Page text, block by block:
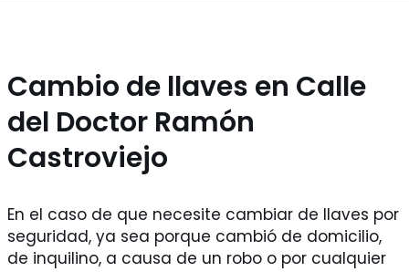
Cambio de llaves en Calle
del Doctor Ramón
Castroviejo
En el caso de que necesite cambiar de llaves por
seguridad, ya sea porque cambió de domicilio,
de inquilino, a causa de un robo o por cualquier